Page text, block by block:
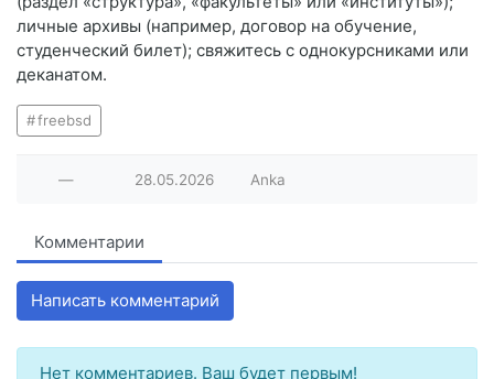
личные архивы (например, договор на обучение,
студенческий билет); свяжитесь с однокурсниками или
деканатом.
freebsd
— 28.05.2026 Anka
Комментарии
Написать комментарий
Нет комментариев. Ваш будет первым!